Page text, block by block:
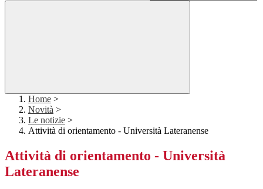
Home >
Novità >
Le notizie >
Attività di orientamento - Università Lateranense
Attività di orientamento - Università
Lateranense